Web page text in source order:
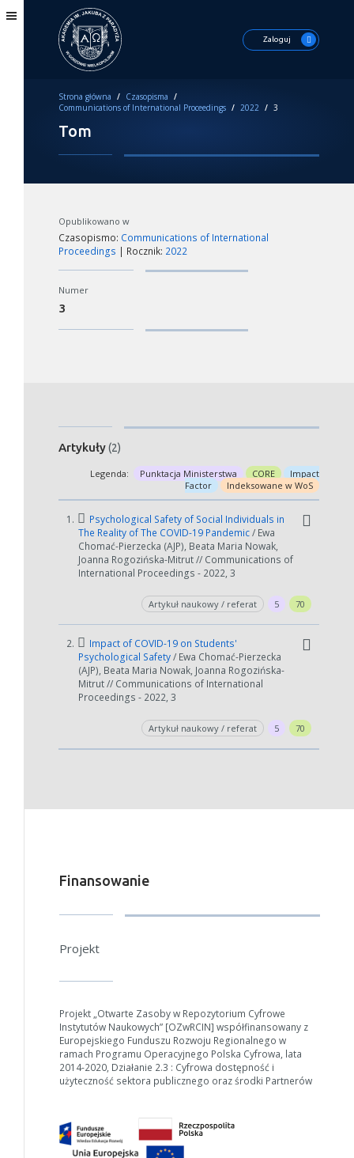
W zależności od ilości danych do przetworzenia generowanie pliku
może się wydłużyć.
zmniejszając zakres lat.
Anuluj
Zaloguj
Strona główna / Czasopisma /
Communications of International Proceedings / 2022 / 3
Tom
Opublikowano w
Czasopismo: Communications of International
Proceedings | Rocznik: 2022
Numer
3
Artykuły(2)
Legenda: Punktacja Ministerstwa CORE
Impact
Factor
Indeksowane w WoS
1.
Psychological Safety of Social Individuals in
The Reality of The COVID-19 Pandemic/ Ewa
Chomać-Pierzecka (AJP), Beata Maria Nowak,
Joanna Rogozińska-Mitrut // Communications of
International Proceedings - 2022, 3
Artykuł naukowy / referat 5 70
2.
Impact of COVID-19 on Students'
Psychological Safety/ Ewa Chomać-Pierzecka
(AJP), Beata Maria Nowak, Joanna Rogozińska-
Mitrut // Communications of International
Proceedings - 2022, 3
Artykuł naukowy / referat 5 70
Finansowanie
Projekt
Projekt „Otwarte Zasoby w Repozytorium Cyfrowe
Instytutów Naukowych” [OZwRCIN] współfinansowany z
Europejskiego Funduszu Rozwoju Regionalnego w
ramach Programu Operacyjnego Polska Cyfrowa, lata
2014-2020, Działanie 2.3 : Cyfrowa dostępność i
użyteczność sektora publicznego oraz środki Partnerów